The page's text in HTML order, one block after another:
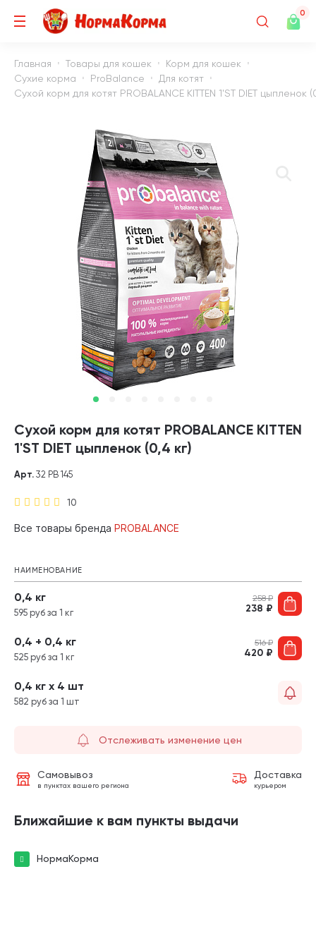
0
Главная Товары для кошек
Корм для кошек
Сухие корма
ProBalance
Для котят
Сухой корм для котят PROBALANCE KITTEN 1'ST DIET цыпленок
Сухой корм для котят PROBALANCE KITTEN
1'ST DIET цыпленок (0,4 кг)
10
Арт. 32 PB 145
Все товары бренда PROBALANCE
НАИМЕНОВАНИЕ
0,4 кг
595 руб за 1 кг
258₽
238 ₽
0,4 + 0,4 кг
525 руб за 1 кг
516₽
420 ₽
0,4 кг х 4 шт
582 руб за 1 шт
Отслеживать изменение цен
Самовывоз
в пунктах вашего региона
Доставка
курьером
Ближайшие к вам пункты выдачи
НормаКорма